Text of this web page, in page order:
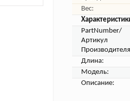
Вес:
PartNumber/
Артикул
Длина:
Модель:
Описание: